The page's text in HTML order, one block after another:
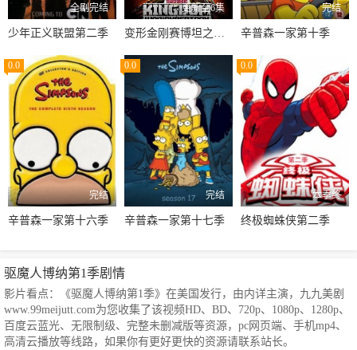
全剧完结
少年正义联盟第二季
更新至6集
变形金刚赛博坦之战第三季
完结
辛普森一家第十季
0.0
完结
辛普森一家第十六季
0.0
完结
辛普森一家第十七季
0.0
本季终
终极蜘蛛侠第二季
驱魔人博纳第1季剧情
影片看点：《驱魔人博纳第1季》在美国发行，由内详主演，九九美剧
www.99meijutt.com为您收集了该视频HD、BD、720p、1080p、1280p、
百度云蓝光、无限制级、完整未删减版等资源，pc网页端、手机mp4、
高清云播放等线路，如果你有更好更快的资源请联系站长。